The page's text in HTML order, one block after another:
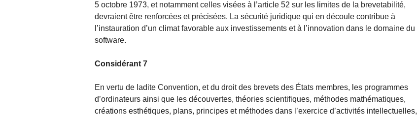
5 octobre 1973, et notamment celles visées à l’article 52 sur les limites de la brevetabilité,
devraient être renforcées et précisées. La sécurité juridique qui en découle contribue à
l’instauration d’un climat favorable aux investissements et à l’innovation dans le domaine du
software.
Considérant 7
En vertu de ladite Convention, et du droit des brevets des États membres, les programmes
d’ordinateurs ainsi que les découvertes, théories scientifiques, méthodes mathématiques,
créations esthétiques, plans, principes et méthodes dans l’exercice d’activités intellectuelles,